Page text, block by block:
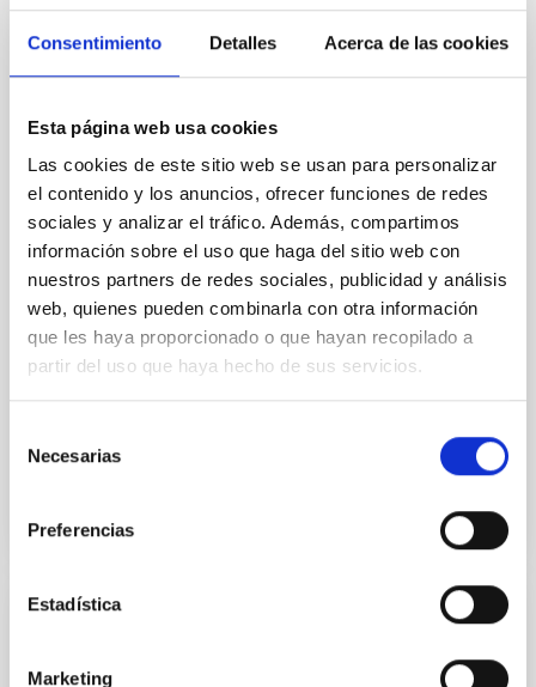
Consentimiento Detalles Acerca de las cookies
Esta página web usa cookies
Las cookies de este sitio web se usan para personalizar
el contenido y los anuncios, ofrecer funciones de redes
sociales y analizar el tráfico. Además, compartimos
información sobre el uso que haga del sitio web con
nuestros partners de redes sociales, publicidad y análisis
web, quienes pueden combinarla con otra información
que les haya proporcionado o que hayan recopilado a
partir del uso que haya hecho de sus servicios.
Necesarias
Preferencias
Estadística
Marketing
del libro ‘Eclipses. El Sol y sus eclipses en
la ciencia, la historia y las artes’
regulares del Sol y la Luna desde las civilizaciones
más remotas y a lo largo y ancho del planeta Tierra.
Ocasionalmente, el Sol se oscurecía o la Luna se
teñía de rojo y esto dio lugar a múltiples
interpretaciones más o menos disparatadas. A
menudo estos eventos se consideraron como signos
de malos augurios, aunque también inspiraron mitos
de carácter más lúdico e incluso amoroso. Con
ocasión de los tres eclipses solares que serán visibles
desde España en 2026, 2027 (totales) y 2028 (anular)
y que constituyen una tríada astronómica
Diana Morant preside el Consejo Rector